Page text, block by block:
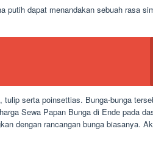
putih dapat menandakan sebuah rasa
tulip serta poinsettias. Bunga-bunga
Sewa Papan Bunga di Ende pada
dengan rancangan bunga biasanya.